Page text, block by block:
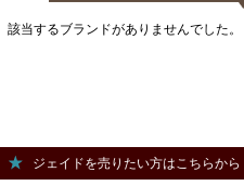
該当するブランドがありませんでした。
ジェイドを売りたい方はこちらから